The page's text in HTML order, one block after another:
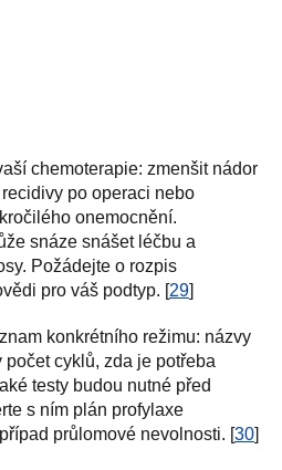
chemoterapie: zmenšit nádor
po operaci nebo
onemocnění.
snáze snášet léčbu a
Požádejte o rozpis
pro váš podtyp. [29]
konkrétního režimu: názvy
počet cyklů, zda je potřeba
testy budou nutné před
s ním plán profylaxe
průlomové nevolnosti. [30]